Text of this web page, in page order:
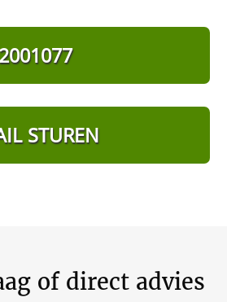
STUREN
of direct advies